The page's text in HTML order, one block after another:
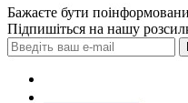
Бажаєте бути
Підпишіться на нашу